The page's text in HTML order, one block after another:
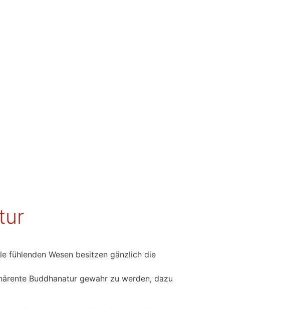
fühlenden Wesen besitzen gänzlich die
Buddhanatur gewahr zu werden, dazu